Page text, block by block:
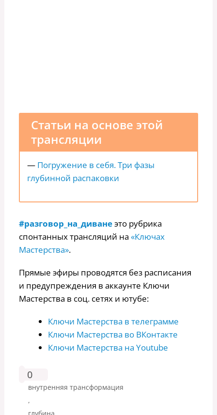
Статьи на основе этой
трансляции
— Погружение в себя. Три фазы
глубинной распаковки
#разговор_на_диванеэто рубрика
спонтанных трансляций на «Ключах
Мастерства».
Прямые эфиры проводятся без расписания
и предупреждения в аккаунте Ключи
Мастерства в соц. сетях и ютубе:
Ключи Мастерства в телеграмме
Ключи Мастерства во ВКонтакте
Ключи Мастерства на Youtube
внутренняя трансформация
,
глубина
0